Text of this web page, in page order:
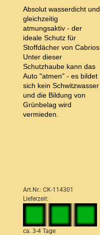
Absolut wasserdicht und
gleichzeitig
atmungsaktiv - der
ideale Schutz für
Stoffdächer von Cabrios.
Unter dieser
Schutzhaube kann das
Auto "atmen" - es bildet
sich kein Schwitzwasser
und die Bildung von
Grünbelag wird
vermieden.
Art.Nr.: CK-114301
Lieferzeit:
ca. 3-4 Tage